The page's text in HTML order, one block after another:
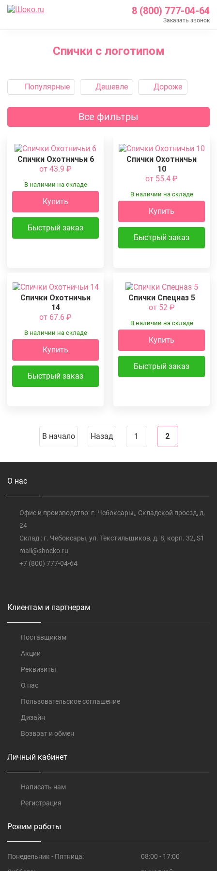
8 (800) 777-04-64
Заказать звонок
КаталогСпички с логотипом
Популярные Дешевле Дороже
Все фильтры
Спички Охотничьи 6
от 43.9 ₽
В наличии на складе
Купить
Быстрый заказ
Спички Охотничьи
10
от 55.4 ₽
В наличии на складе
Купить
Быстрый заказ
Спички Охотничьи
14
от 67.6 ₽
В наличии на складе
Купить
Быстрый заказ
Спички Спецназ 5
от 52 ₽
В наличии на складе
Купить
Быстрый заказ
В начало Назад 1 2
О нас
Офис и производство: г. Чебоксары,, Складской проезд, д.
24
Склад : г. Чебоксары, ул. Текстильщиков, д. 8, корп. 32, S1
mail@shocko.ru
+7 (800) 777-04-64
Клиентам и партнерам
Поставщикам
Акции
Реквизиты
О нас
Пользовательское соглашение
Дизайн
Возврат и обмен
Личный кабинет
Написать нам
Регистрация
Режим работы
Понедельник - Пятница:
08:00 - 17:00